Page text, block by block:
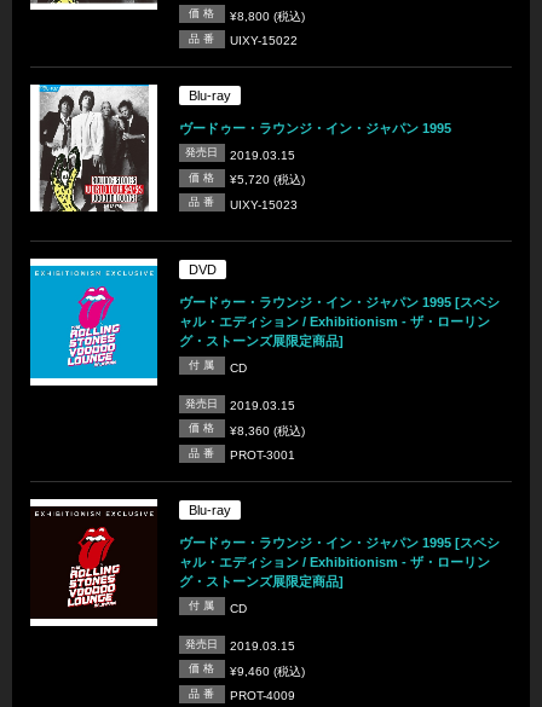
価 格 ¥8,800 (税込)
品 番 UIXY-15022
Blu-ray
ヴードゥー・ラウンジ・イン・ジャパン 1995
発売日 2019.03.15
価 格 ¥5,720 (税込)
品 番 UIXY-15023
DVD
ヴードゥー・ラウンジ・イン・ジャパン 1995 [スペシ
ャル・エディション / Exhibitionism - ザ・ローリン
グ・ストーンズ展限定商品]
付 属 CD
発売日 2019.03.15
価 格 ¥8,360 (税込)
品 番 PROT-3001
Blu-ray
ヴードゥー・ラウンジ・イン・ジャパン 1995 [スペシ
ャル・エディション / Exhibitionism - ザ・ローリン
グ・ストーンズ展限定商品]
付 属 CD
発売日 2019.03.15
価 格 ¥9,460 (税込)
品 番 PROT-4009